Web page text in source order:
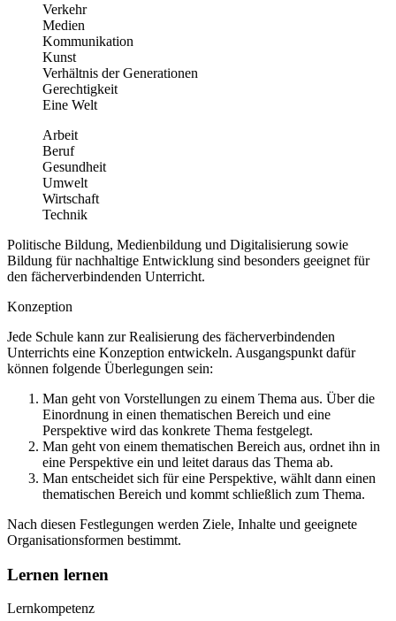
Verkehr
Medien
Kommunikation
Kunst
Verhältnis der Generationen
Gerechtigkeit
Eine Welt
Arbeit
Beruf
Gesundheit
Umwelt
Wirtschaft
Technik
Politische Bildung, Medienbildung und Digitalisierung sowie
Bildung für nachhaltige Entwicklung sind besonders geeignet für
den fächerverbindenden Unterricht.
Konzeption
Jede Schule kann zur Realisierung des fächerverbindenden
Unterrichts eine Konzeption entwickeln. Ausgangspunkt dafür
können folgende Überlegungen sein:
Man geht von Vorstellungen zu einem Thema aus. Über die
Einordnung in einen thematischen Bereich und eine
Perspektive wird das konkrete Thema festgelegt.
Man geht von einem thematischen Bereich aus, ordnet ihn in
eine Perspektive ein und leitet daraus das Thema ab.
Man entscheidet sich für eine Perspektive, wählt dann einen
thematischen Bereich und kommt schließlich zum Thema.
Nach diesen Festlegungen werden Ziele, Inhalte und geeignete
Organisationsformen bestimmt.
Lernen lernen
Lernkompetenz